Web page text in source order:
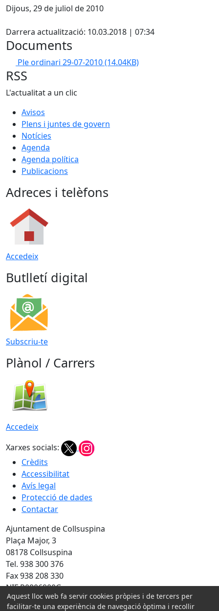
Dijous, 29 de juliol de 2010
Darrera actualització: 10.03.2018 | 07:34
Documents
Ple ordinari 29-07-2010(14.04KB)
RSS
L'actualitat a un clic
Avisos
Plens i juntes de govern
Notícies
Agenda
Agenda política
Publicacions
Adreces i telèfons
Accedeix
Butlletí digital
Subscriu-te
Plànol / Carrers
Accedeix
Xarxes socials:
Crèdits
Accessibilitat
Avís legal
Protecció de dades
Contactar
Ajuntament de Collsuspina
Plaça Major, 3
08178 Collsuspina
Tel. 938 300 376
Fax 938 208 330
NIF P0806900G
Amb la col·laboració de:
Aquest lloc web fa servir cookies pròpies i de tercers per
facilitar-te una experiència de navegació òptima i recollir